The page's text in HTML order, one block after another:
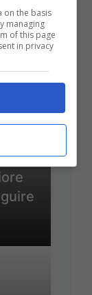
on the basis
managing
of this page
in privacy